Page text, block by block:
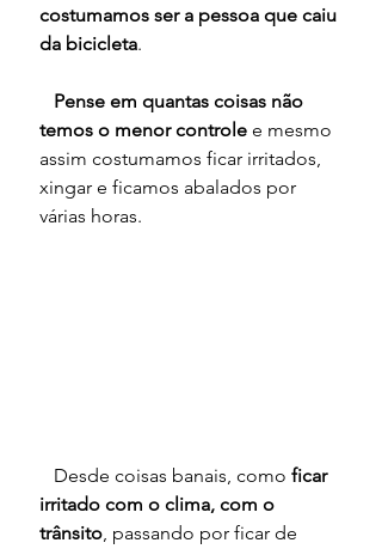
costumamos ser a pessoa que caiu
da bicicleta.
Pense em quantas coisas não
temos o menor controle e mesmo
assim costumamos ficar irritados,
xingar e ficamos abalados por
várias horas.
   Desde coisas banais, como
ficar
irritado com o clima, com o
trânsito, passando por ficar de